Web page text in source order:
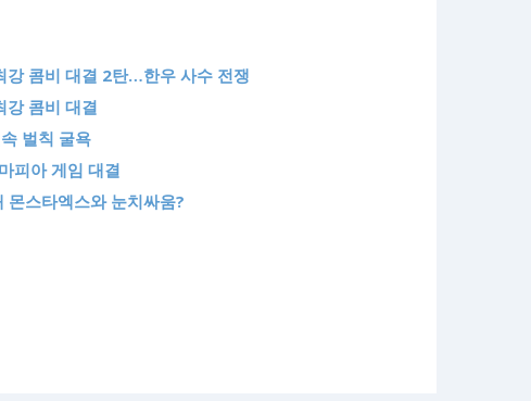
강 콤비 대결 2탄…한우 사수 전쟁
강 콤비 대결
벌칙 굴욕
피아 게임 대결
몬스타엑스와 눈치싸움?